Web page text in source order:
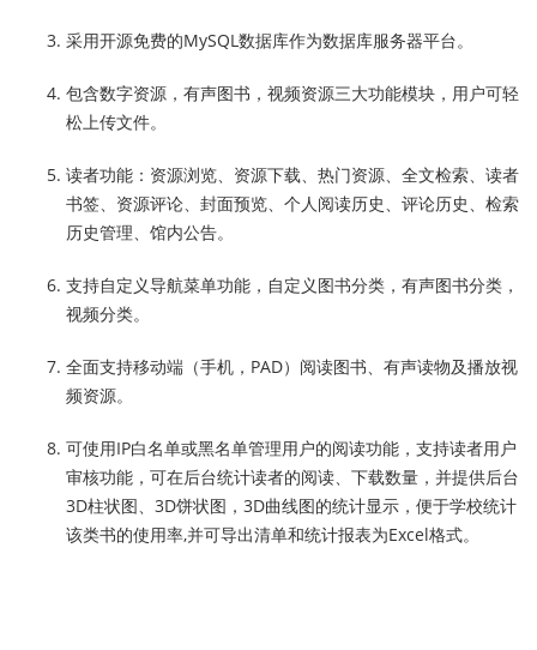
采用开源免费的MySQL数据库作为数据库服务器平台。
包含数字资源，有声图书，视频资源三大功能模块，用户可轻
松上传文件。
读者功能：资源浏览、资源下载、热门资源、全文检索、读者
书签、资源评论、封面预览、个人阅读历史、评论历史、检索
历史管理、馆内公告。
支持自定义导航菜单功能，自定义图书分类，有声图书分类，
视频分类。
全面支持移动端（手机，PAD）阅读图书、有声读物及播放视
频资源。
可使用IP白名单或黑名单管理用户的阅读功能，支持读者用户
审核功能，可在后台统计读者的阅读、下载数量，并提供后台
3D柱状图、3D饼状图，3D曲线图的统计显示，便于学校统计
该类书的使用率,并可导出清单和统计报表为Excel格式。